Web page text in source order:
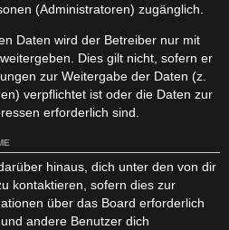
(Administratoren) zugänglich.
Daten wird der Betreiber nur mit
Dies gilt nicht, sofern er
zur Weitergabe der Daten (z.
verpflichtet ist oder die Daten zur
erforderlich sind.
hinaus, dich unter den von dir
kontaktieren, sofern dies zur
über das Board erforderlich
andere Benutzer dich